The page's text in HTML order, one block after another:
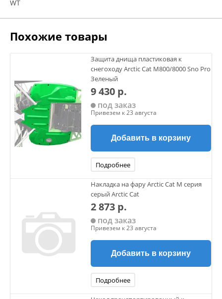
WT
Похожие товары
Защита днища пластиковая к
снегоходу Arctic Cat M800/8000 Sno Pro
Зеленый
9 430 р.
под заказ
Привезем к 23 августа
Добавить в корзину
Подробнее
Накладка на фару Arctic Cat M серия
серый Arctic Cat
2 873 р.
под заказ
Привезем к 23 августа
Добавить в корзину
Подробнее